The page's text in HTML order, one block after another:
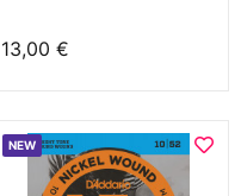
13,00 €
NEW